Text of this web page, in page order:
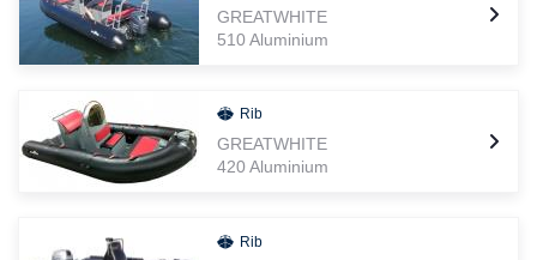
GREATWHITE
510 Aluminium
Rib
GREATWHITE
420 Aluminium
Rib